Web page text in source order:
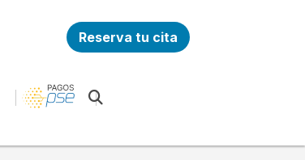
Reserva tu cita